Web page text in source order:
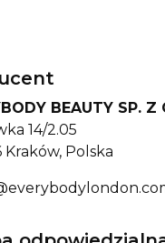
BEAUTY SP. Z
14/2.05
Kraków, Polska